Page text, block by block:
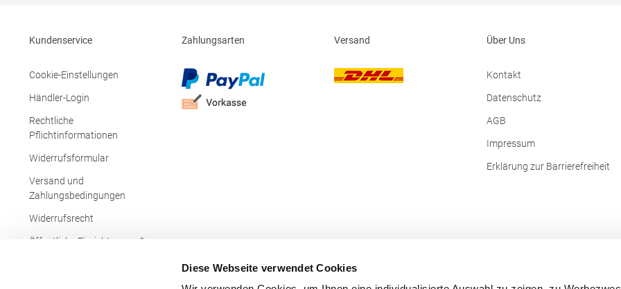
Diese Webseite verwendet Cookies
Taschenbeutel innen für einfache Veredelung
g/m²Materialzusammensetzung: 50%
Polyester / 50% BaumwolleAngaben zur
Produktsicherheit: Herst.-Nr.:
R312XHersteller: Result Clothing Ltd.
Narcisova 1 821 01 Bratislava Slowakei E-
Mail: sales@resultclothing.com
/ 20% Polyester)Angaben zur
Richelle 161 Waterloo Office Park
box 5 1410 Waterloo Belgien E-
Kundenservice
Cookie-Einstellungen
Händler-Login
Rechtliche
Pflichtinformationen
Widerrufsformular
Versand und
Zahlungsbedingungen
Widerrufsrecht
Öffentliche Einrichtungen &
Zahlungsarten Versand Über Uns
Kontakt
Datenschutz
AGB
Impressum
Erklärung zur Barrierefreiheit